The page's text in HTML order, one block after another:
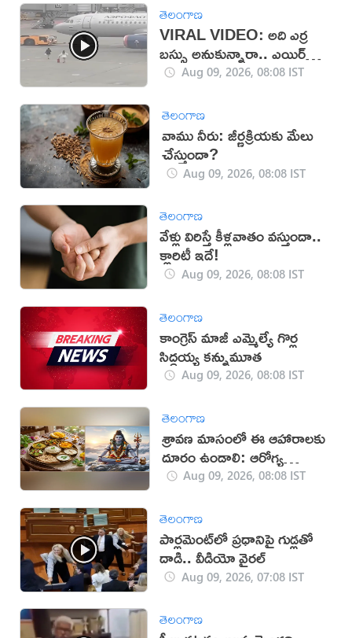
తెలంగాణ
VIRAL VIDEO: అది ఎర్ర
బస్సు అనుకున్నారా.. ఎయిర్
బస్సు అనుకున్నారా!
Aug 09, 2026, 08:08 IST
తెలంగాణ
వాము నీరు: జీర్ణక్రియకు మేలు
చేస్తుందా?
Aug 09, 2026, 08:08 IST
తెలంగాణ
వేళ్లు విరిస్తే కీళ్లవాతం వస్తుందా..
క్లారిటీ ఇదే!
Aug 09, 2026, 08:08 IST
తెలంగాణ
కాంగ్రెస్ మాజీ ఎమ్మెల్యే గొర్ల
సిద్ధయ్య కన్నుమూత
Aug 09, 2026, 08:08 IST
తెలంగాణ
శ్రావణ మాసంలో ఈ ఆహారాలకు
దూరం ఉండాలి: ఆరోగ్య
నిపుణులు
Aug 09, 2026, 08:08 IST
తెలంగాణ
పార్లమెంట్‌లో ప్రధానిపై గుడ్లతో
దాడి.. వీడియో వైరల్
Aug 09, 2026, 07:08 IST
తెలంగాణ